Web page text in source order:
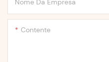
Contente